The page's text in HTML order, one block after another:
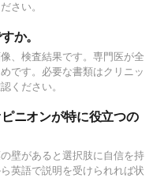
さい。
か。
、検査結果です。専門医が全
です。必要な書類はクリニッ
ください。
ニオンが特に役立つの
壁があると選択肢に自信を持
英語で説明を受けられれば状